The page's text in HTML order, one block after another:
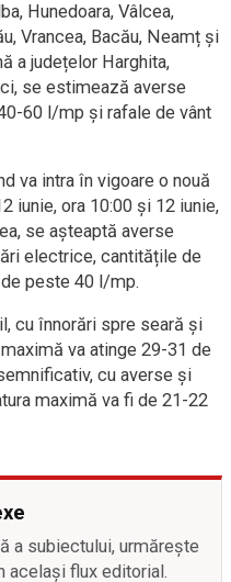
Hunedoara, Vâlcea,
Vrancea, Bacău, Neamț și
a județelor Harghita,
se estimează averse
60 l/mp și rafale de vânt
va intra în vigoare o nouă
iunie, ora 10:00 și 12 iunie,
se așteaptă averse
electrice, cantitățile de
peste 40 l/mp.
cu înnorări spre seară și
va atinge 29-31 de
cu averse și
maximă va fi de 21-22
a subiectului, urmărește
același flux editorial.